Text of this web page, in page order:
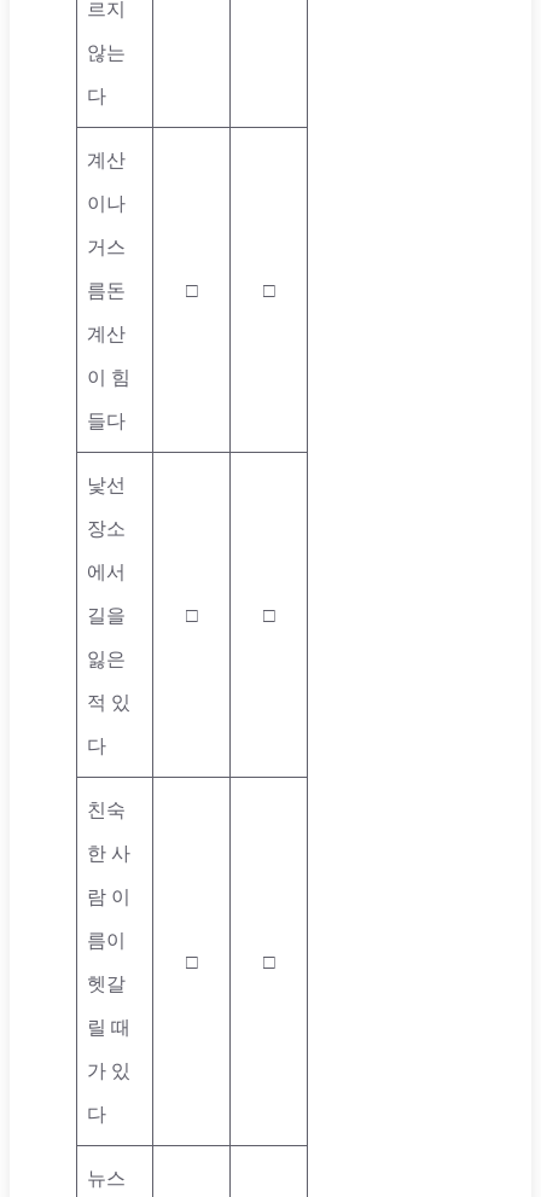
르지
않는
다
계산
이나
거스
름돈
계산
이 힘
들다
□ □
낯선
장소
에서
길을
잃은
적 있
다
□ □
친숙
한 사
람 이
름이
헷갈
릴 때
가 있
다
□ □
뉴스